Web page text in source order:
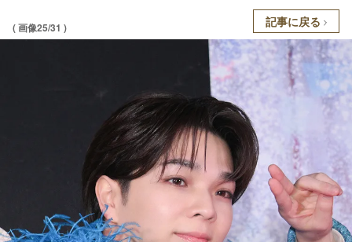
( 画像25/31 ) 記事に戻る